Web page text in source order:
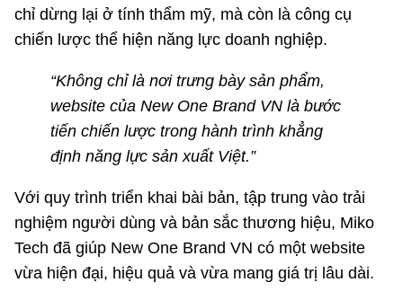
chỉ dừng lại ở tính thẩm mỹ, mà còn là công cụ
chiến lược thể hiện năng lực doanh nghiệp.
“Không chỉ là nơi trưng bày sản phẩm,
website của New One Brand VN là bước
tiến chiến lược trong hành trình khẳng
định năng lực sản xuất Việt.”
Với quy trình triển khai bài bản, tập trung vào trải
nghiệm người dùng và bản sắc thương hiệu, Miko
Tech đã giúp New One Brand VN có một website
vừa hiện đại, hiệu quả và vừa mang giá trị lâu dài.